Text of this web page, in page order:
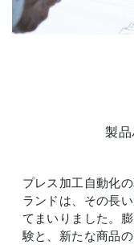
製品
プレス加工自動化
ランドは、その長
てまいりました。
験と、新たな商品